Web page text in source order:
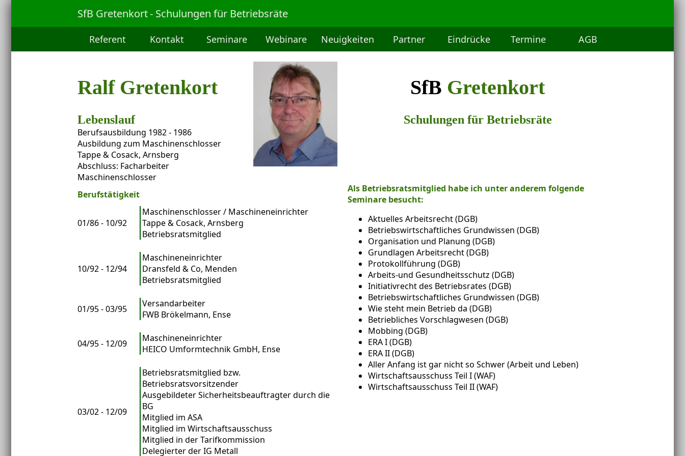
SfB Gretenkort- Schulungen für Betriebsräte
Referent Kontakt Seminare Webinare Neuigkeiten Partner Eindrücke Termine AGB
Ralf Gretenkort
Lebenslauf
Berufsausbildung 1982 - 1986
Ausbildung zum Maschinenschlosser
Tappe & Cosack, Arnsberg
Abschluss: Facharbeiter
Maschinenschlosser
SfB Gretenkort
Schulungen für Betriebsräte
Berufstätigkeit
01/86 - 10/92
Maschinenschlosser / Maschineneinrichter
Tappe & Cosack, Arnsberg
Betriebsratsmitglied
10/92 - 12/94
Maschineneinrichter
Dransfeld & Co, Menden
Betriebsratsmitglied
01/95 - 03/95
Versandarbeiter
FWB Brökelmann, Ense
04/95 - 12/09
Maschineneinrichter
HEICO Umformtechnik GmbH, Ense
03/02 - 12/09
Betriebsratsmitglied bzw.
Betriebsratsvorsitzender
Ausgebildeter Sicherheitsbeauftragter durch die
BG
Mitglied im ASA
Mitglied im Wirtschaftsausschuss
Mitglied in der Tarifkommission
Delegierter der IG Metall
Als Betriebsratsmitglied habe ich unter anderem folgende
Seminare besucht:
Aktuelles Arbeitsrecht (DGB)
Betriebswirtschaftliches Grundwissen (DGB)
Organisation und Planung (DGB)
Grundlagen Arbeitsrecht (DGB)
Protokollführung (DGB)
Arbeits-und Gesundheitsschutz (DGB)
Initiativrecht des Betriebsrates (DGB)
Betriebswirtschaftliches Grundwissen (DGB)
Wie steht mein Betrieb da (DGB)
Betriebliches Vorschlagwesen (DGB)
Mobbing (DGB)
ERA I (DGB)
ERA II (DGB)
Aller Anfang ist gar nicht so Schwer (Arbeit und Leben)
Wirtschaftsausschuss Teil I (WAF)
Wirtschaftsausschuss Teil II (WAF)